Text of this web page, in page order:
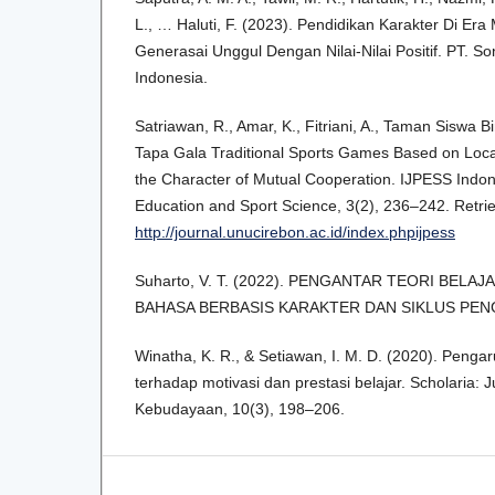
L., … Haluti, F. (2023). Pendidikan Karakter Di Era
Generasai Unggul Dengan Nilai-Nilai Positif. PT.
Indonesia.
Satriawan, R., Amar, K., Fitriani, A., Taman Siswa
Tapa Gala Traditional Sports Games Based on
the Character of Mutual Cooperation. IJPESS
Education and Sport Science, 3(2), 236–242.
http://journal.unucirebon.ac.id/index.phpijpess
Suharto, V. T. (2022). PENGANTAR TEORI
BAHASA BERBASIS KARAKTER DAN SIKLUS
Winatha, K. R., & Setiawan, I. M. D. (2020).
terhadap motivasi dan prestasi belajar. Scholaria:
Kebudayaan, 10(3), 198–206.